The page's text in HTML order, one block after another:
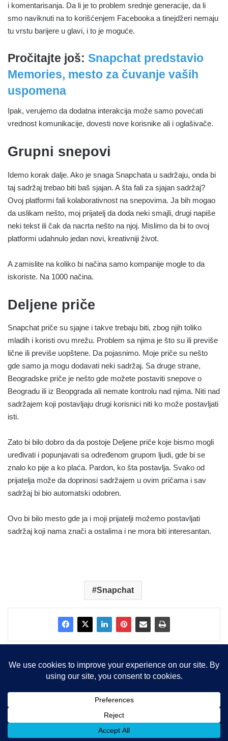
i komentarisanja. Da li je to problem srednje generacije, da li
smo naviknuti na to korišćenjem Facebooka a tinejdžeri nemaju
tu vrstu barijere u glavi, i to je moguće.
Pročitajte još: Snapchat predstavio
Memories, mesto za čuvanje vaših
uspomena
Ipak, verujemo da dodatna interakcija može samo povećati
vrednost komunikacije, dovesti nove korisnike ali i oglašivače.
Grupni snepovi
Idemo korak dalje. Ako je snaga Snapchata u sadržaju, onda bi
taj sadržaj trebao biti baš sjajan. A šta fali za sjajan sadržaj?
Ovoj platformi fali kolaborativnost na snepovima. Ja bih mogao
da uslikam nešto, moj prijatelj da doda neki smajli, drugi napiše
neki tekst ili čak da nacrta nešto na njoj. Mislimo da bi to ovoj
platformi udahnulo jedan novi, kreativniji život.
A zamislite na koliko bi načina samo kompanije mogle to da
iskoriste. Na 1000 načina.
Deljene priče
Snapchat priče su sjajne i takve trebaju biti, zbog njih toliko
mladih i koristi ovu mrežu. Problem sa njima je što su ili previše
lične ili previše uopštene. Da pojasnimo. Moje priče su nešto
gde samo ja mogu dodavati neki sadržaj. Sa druge strane,
Beogradske priče je nešto gde možete postaviti snepove o
Beogradu ili iz Beopgrada ali nemate kontrolu nad njima. Niti nad
sadržajem koji postavljaju drugi korisnici niti ko može postavljati
isti.
Zato bi bilo dobro da da postoje Deljene priče koje bismo mogli
uređivati i popunjavati sa određenom grupom ljudi, gde bi se
znalo ko pije a ko plaća. Pardon, ko šta postavlja. Svako od
prijatelja može da doprinosi sadržajem u ovim pričama i sav
sadržaj bi bio automatski odobren.
Ovo bi bilo mesto gde ja i moji prijatelji možemo postavljati
sadržaj koji nama znači a ostalima i ne mora biti interesantan.
Snapchat
Copyright © 2015-2025, Sva prava zadržana | LBS Team d.o.o.
Facebook
X LinkedIn